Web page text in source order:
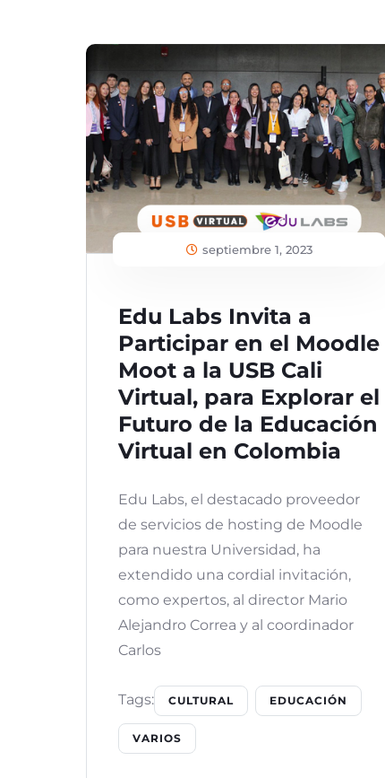
septiembre 1, 2023
Edu Labs Invita a
Participar en el Moodle
Moot a la USB Cali
Virtual, para Explorar el
Futuro de la Educación
Virtual en Colombia
Edu Labs, el destacado proveedor
de servicios de hosting de Moodle
para nuestra Universidad, ha
extendido una cordial invitación,
como expertos, al director Mario
Alejandro Correa y al coordinador
Carlos
Tags: CULTURAL EDUCACIÓN
VARIOS